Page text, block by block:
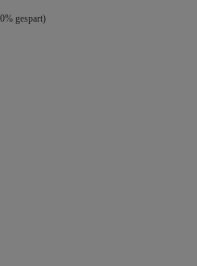
gespart)